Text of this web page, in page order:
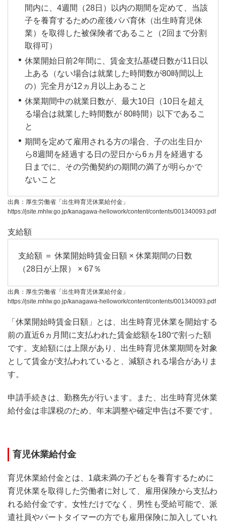
間内に、4週間（28日）以内の期間を定めて、当該
子を養育するための産後パパ育休（出生時育児休
業）を取得した被保険者であること（2回まで分割
取得可）
休業開始日前2年間に、賃金支払基礎日数が11日以
上ある（ない場合は就業した時間数が80時間以上
の）完全月が12ヵ月以上あること
休業期間中の就業日数が、最大10日（10日を超え
る場合は就業した時間数が 80時間）以下であるこ
と
期間を定めて雇用される方の場合、子の出生日か
ら8週間を経過する日の翌日から6ヵ月を経過する
日までに、その労働契約の期間の満了が明らかで
ないこと
出典：厚生労働省「出生時育児休業給付金」
https://jsite.mhlw.go.jp/kanagawa-hellowork/content/contents/001340093.pdf
支給額
支給額 ＝ 休業開始時賃金日額 × 休業期間の日数
（28日が上限） × 67％
出典：厚生労働省「出生時育児休業給付金」
https://jsite.mhlw.go.jp/kanagawa-hellowork/content/contents/001340093.pdf
「休業開始時賃金日額」とは、出生時育児休業を開始する
前の直近6ヵ月間に支払われた賃金総額を180で割った額
です。支給額には上限があり、出生時育児休業期間を対象
として賃金が支払われていると、減額される場合がありま
す。
申請手続きは、勤務先が行います。また、出生時育児休業
給付金は非課税のため、年末調整や確定申告は不要です。
育児休業給付金
育児休業給付金とは、1歳未満の子どもを養育するために
育児休業を取得した労働者に対して、雇用保険から支払わ
れる給付金です。女性だけでなく、男性も受給可能で、派
遣社員やパートタイマーの方でも雇用保険に加入していれ